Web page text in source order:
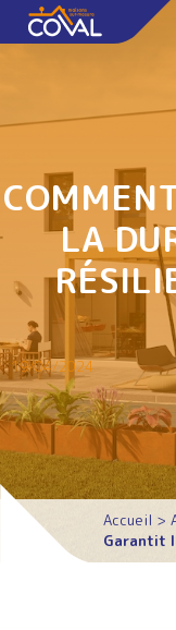
LA
19/04/2024
Accueil >
Garantit